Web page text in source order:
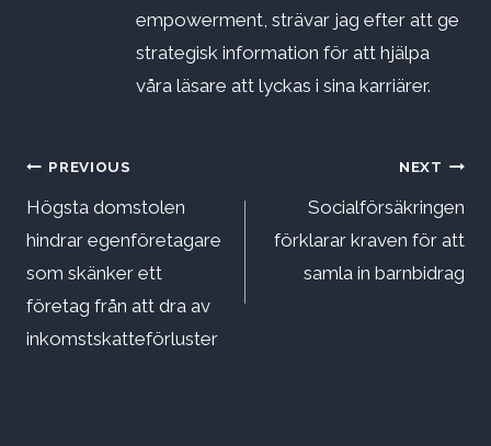
empowerment, strävar jag efter att ge
strategisk information för att hjälpa
våra läsare att lyckas i sina karriärer.
Inläggsnavigering
PREVIOUS
Högsta domstolen
hindrar egenföretagare
som skänker ett
företag från att dra av
inkomstskatteförluster
NEXT
Socialförsäkringen
förklarar kraven för att
samla in barnbidrag